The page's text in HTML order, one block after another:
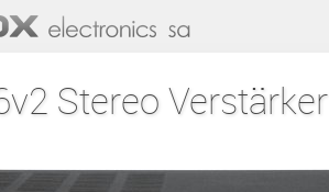
Stereo Verstärker